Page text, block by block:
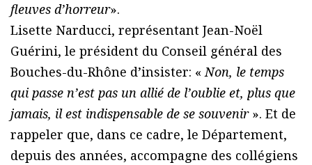
fleuves d’horreur».
Lisette Narducci, représentant Jean-Noël
Guérini, le président du Conseil général des
Bouches-du-Rhône d’insister: « Non, le temps
qui passe n’est pas un allié de l’oublie et, plus que
jamais, il est indispensable de se souvenir ». Et de
rappeler que, dans ce cadre, le Département,
depuis des années, accompagne des collégiens